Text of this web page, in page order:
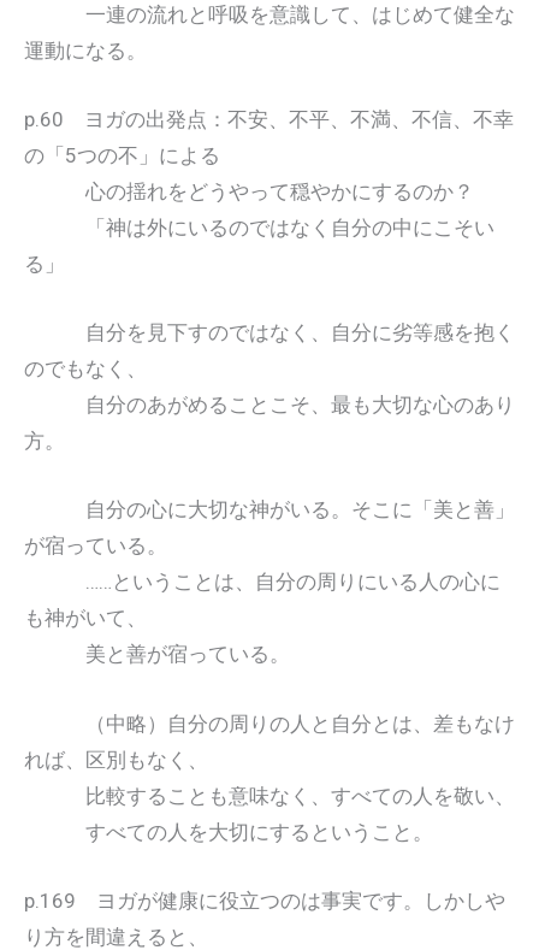
一連の流れと呼吸を意識して、はじめて健全な
運動になる。
p.60 ヨガの出発点：不安、不平、不満、不信、不幸
の「5つの不」による
心の揺れをどうやって穏やかにするのか？
「神は外にいるのではなく自分の中にこそい
る」
自分を見下すのではなく、自分に劣等感を抱く
のでもなく、
自分のあがめることこそ、最も大切な心のあり
方。
自分の心に大切な神がいる。そこに「美と善」
が宿っている。
……ということは、自分の周りにいる人の心に
も神がいて、
美と善が宿っている。
（中略）自分の周りの人と自分とは、差もなけ
れば、区別もなく、
比較することも意味なく、すべての人を敬い、
すべての人を大切にするということ。
p.169 ヨガが健康に役立つのは事実です。しかしや
り方を間違えると、